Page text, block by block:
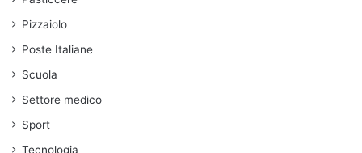
Pizzaiolo
Poste Italiane
Scuola
Settore medico
Sport
Tecnologia